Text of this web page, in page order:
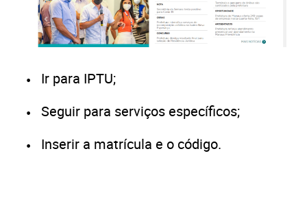
Ir para IPTU;
Seguir para serviços específicos;
Inserir a matrícula e o código.